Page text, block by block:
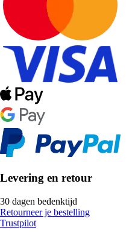
Levering en retour
30 dagen bedenktijd
Retourneer je bestelling
Trustpilot